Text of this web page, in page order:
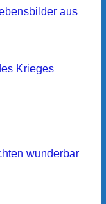
aus
Krieges
wunderbar